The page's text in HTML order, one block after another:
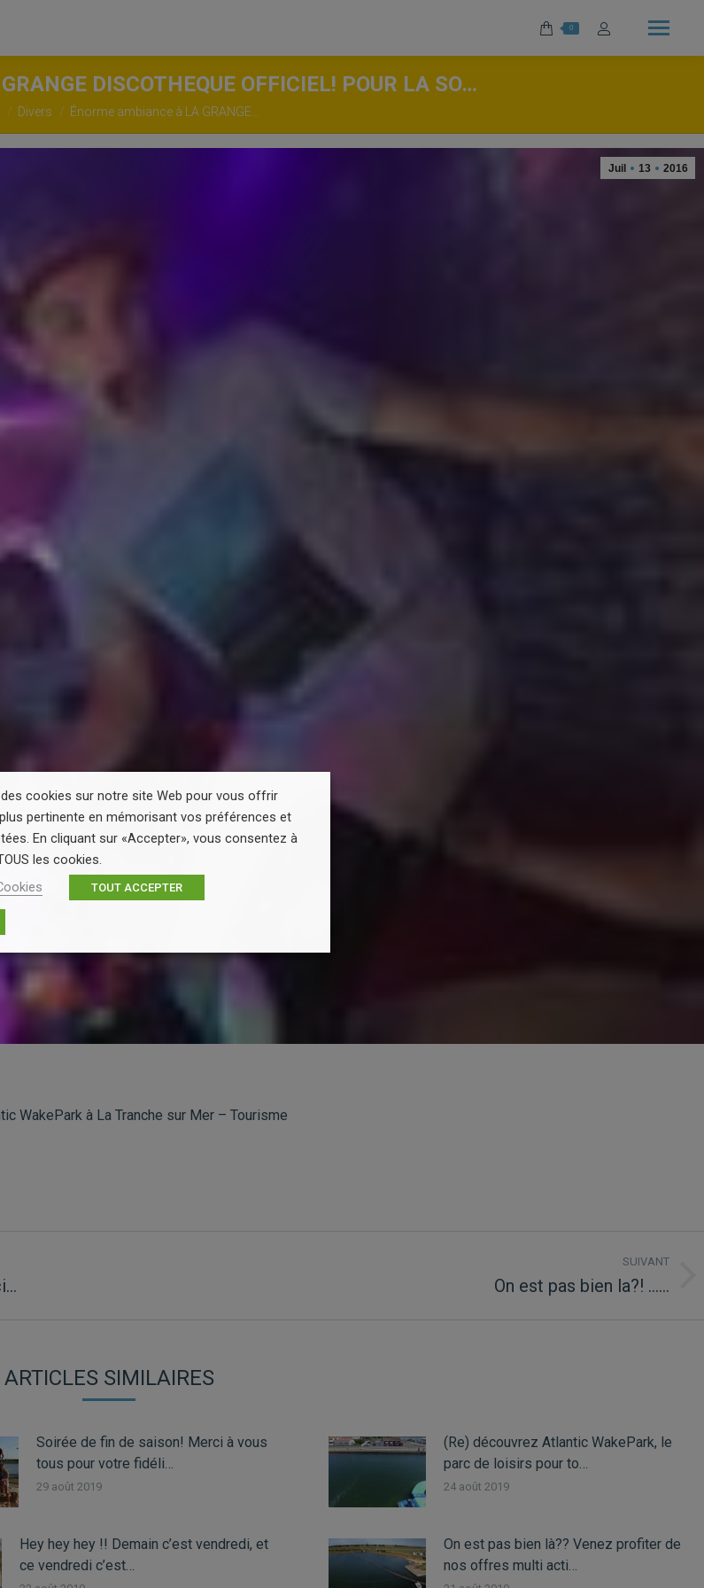
0
DISCOTHEQUE OFFICIEL! POUR LA SO…
ici :
Divers Énorme ambiance à LA GRANGE…
Juil 13 2016
WakePark à La Tranche sur Mer – Tourisme
SUIVANT
On est pas bien la?! ……
ARTICLES SIMILAIRES
Soirée de fin de saison! Merci à vous
tous pour votre fidéli…
29 août 2019
(Re) découvrez Atlantic WakePark, le
parc de loisirs pour to…
24 août 2019
Hey hey hey !! Demain c’est vendredi, et
ce vendredi c’est…
On est pas bien là?? Venez profiter de
nos offres multi acti…
cookies sur notre site Web pour vous offrir
pertinente en mémorisant vos préférences et
En cliquant sur «Accepter», vous consentez à
les cookies.
TOUT ACCEPTER